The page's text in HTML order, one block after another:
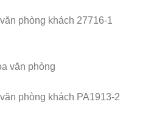
phòng khách 27716-1
phòng khách PA1913-2